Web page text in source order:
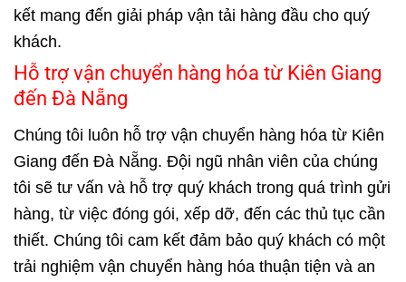
kết mang đến giải pháp vận tải hàng đầu cho quý
khách.
Hỗ trợ vận chuyển hàng hóa từ Kiên Giang
đến Đà Nẵng
Chúng tôi luôn hỗ trợ vận chuyển hàng hóa từ Kiên
Giang đến Đà Nẵng. Đội ngũ nhân viên của chúng
tôi sẽ tư vấn và hỗ trợ quý khách trong quá trình gửi
hàng, từ việc đóng gói, xếp dỡ, đến các thủ tục cần
thiết. Chúng tôi cam kết đảm bảo quý khách có một
trải nghiệm vận chuyển hàng hóa thuận tiện và an